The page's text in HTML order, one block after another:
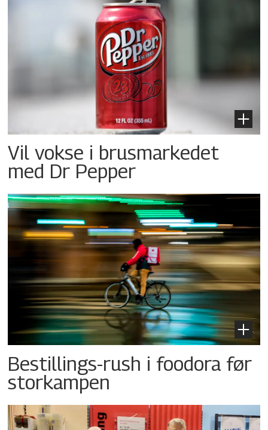
Vil vokse i brusmarkedet
med Dr Pepper
Bestillings-rush i foodora før
storkampen